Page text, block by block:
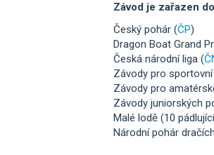
Závod je zařazen
Český pohár (ČP)
Dragon Boat Grand
Česká národní liga (
Závody pro
Závody pro
Závody juniorských
Malé lodě (10
Národní pohár